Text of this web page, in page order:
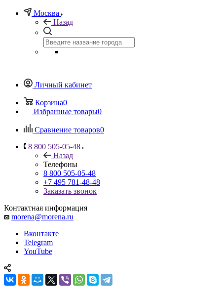
Москва
Назад
Личный кабинет
Корзина0
Избранные товары0
Сравнение товаров0
8 800 505-05-48
Назад
Телефоны
8 800 505-05-48
+7 495 781-48-48
Заказать звонок
Контактная информация
morena@morena.ru
Вконтакте
Telegram
YouTube